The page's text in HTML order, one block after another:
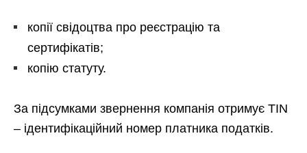
копії свідоцтва про реєстрацію та
сертифікатів;
копію статуту.
За підсумками звернення компанія отримує TIN
– ідентифікаційний номер платника податків.